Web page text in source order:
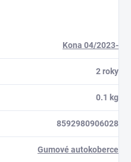
Kona 04/2023-
2 roky
0.1 kg
8592980906028
Gumové autokoberce